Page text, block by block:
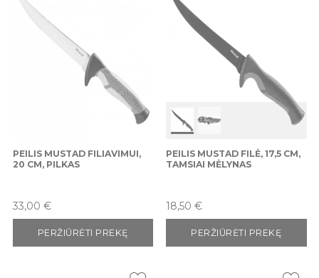
PEILIS MUSTAD FILIAVIMUI,
20 CM, PILKAS
Kaina
33,00 €
PERŽIŪRĖTI PREKĘ
PEILIS MUSTAD FILĖ, 17,5 CM,
TAMSIAI MĖLYNAS
Kaina
18,50 €
PERŽIŪRĖTI PREKĘ